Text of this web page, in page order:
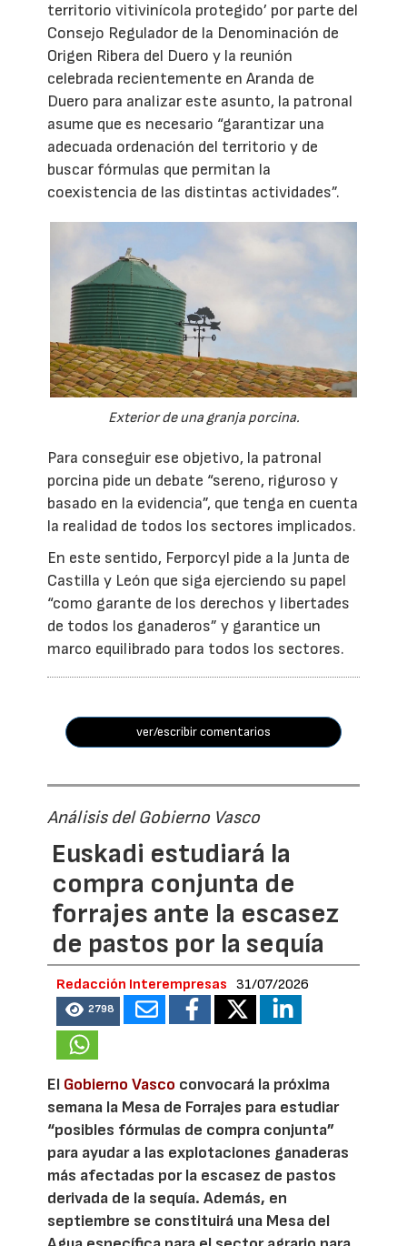
territorio vitivinícola protegido’ por parte del
Consejo Regulador de la Denominación de
Origen Ribera del Duero y la reunión
celebrada recientemente en Aranda de
Duero para analizar este asunto, la patronal
asume que es necesario “garantizar una
adecuada ordenación del territorio y de
buscar fórmulas que permitan la
coexistencia de las distintas actividades”.
Exterior de una granja porcina.
Para conseguir ese objetivo, la patronal
porcina pide un debate “sereno, riguroso y
basado en la evidencia”, que tenga en cuenta
la realidad de todos los sectores implicados.
En este sentido, Ferporcyl pide a la Junta de
Castilla y León que siga ejerciendo su papel
“como garante de los derechos y libertades
de todos los ganaderos” y garantice un
marco equilibrado para todos los sectores.
ver/escribir comentarios
Análisis del Gobierno Vasco
Euskadi estudiará la
compra conjunta de
forrajes ante la escasez
de pastos por la sequía
Redacción Interempresas 31/07/2026
2798
El Gobierno Vasco convocará la próxima
semana la Mesa de Forrajes para estudiar
“posibles fórmulas de compra conjunta”
para ayudar a las explotaciones ganaderas
más afectadas por la escasez de pastos
derivada de la sequía. Además, en
septiembre se constituirá una Mesa del